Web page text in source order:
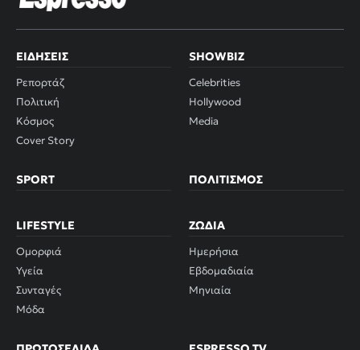
ΕΙΔΉΣΕΙΣ
Ρεπορτάζ
Πολιτική
Κόσμος
Cover Story
SHOWBIZ
Celebrities
Hollywood
Media
SPORT ΠΟΛΙΤΙΣΜΌΣ
LIFESTYLE
Ομορφιά
Υγεία
Συνταγές
Μόδα
ΖΏΔΙΑ
Ημερήσια
Εβδομαδιαία
Μηνιαία